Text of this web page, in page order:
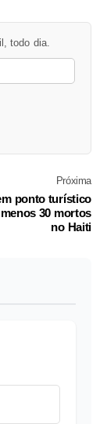
todo dia.
Próxima
ponto turístico
30 mortos
no Haiti